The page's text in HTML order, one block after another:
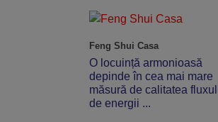
Feng Shui Casa
O locuință armonioasă
depinde în cea mai mare
măsură de calitatea
de energii ...